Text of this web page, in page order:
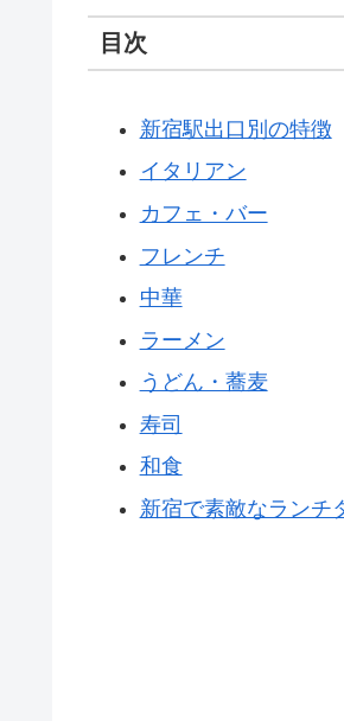
目次
新宿駅出口別の特徴
イタリアン
カフェ・バー
フレンチ
中華
ラーメン
うどん・蕎麦
寿司
和食
新宿で素敵なランチ